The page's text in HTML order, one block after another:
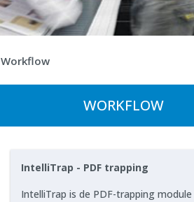
Workflow
WORKFLOW
IntelliTrap - PDF trapping
IntelliTrap is de PDF-trapping module